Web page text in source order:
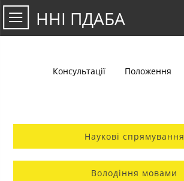
ННІ ПДАБА
Консультації Положення
Наукові спрямування
Володіння мовами